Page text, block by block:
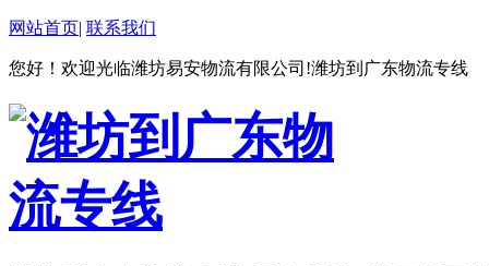
网站首页| 联系我们
您好！欢迎光临潍坊易安物流有限公司!潍坊到广东物流专线